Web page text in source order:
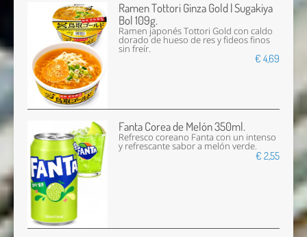
Ramen Tottori Ginza Gold | Sugakiya
Bol 109g.
Ramen japonés Tottori Gold con caldo
dorado de hueso de res y fideos finos
sin freír.
€ 4,69
Fanta Corea de Melón 350ml.
Refresco coreano Fanta con un intenso
y refrescante sabor a melón verde.
€ 2,55